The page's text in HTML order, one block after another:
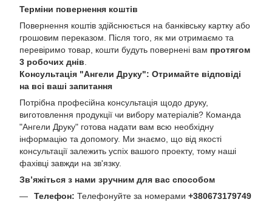
Терміни повернення коштів
Повернення коштів здійснюється на банківську картку або
грошовим переказом. Після того, як ми отримаємо та
перевіримо товар, кошти будуть повернені вам протягом
3 робочих днів
Консультація "Ангели Друку": Отримайте відповіді
на всі ваші запитання
Потрібна професійна консультація щодо друку,
виготовлення продукції чи вибору матеріалів? Команда
"Ангели Друку" готова надати вам всю необхідну
інформацію та допомогу. Ми знаємо, що від якості
консультації залежить успіх вашого проекту, тому наші
фахівці завжди на зв'язку.
Зв’яжіться з нами зручним для вас способом
Телефон: Телефонуйте за номерами +380673179749